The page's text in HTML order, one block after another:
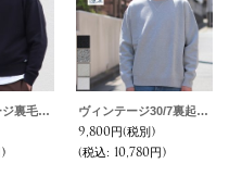
スウェット サドルショルダー フードプルオーバー L/S 【MADE IN JAPAN】『日本製』/ Upscape Audience 【RE PRICE/価格改定】度詰裏毛スナップボタンジャケット【MADE IN JAPAN】『日本製』/ Upscape Audience
3,000円(税別)
(税込: 3,300円)